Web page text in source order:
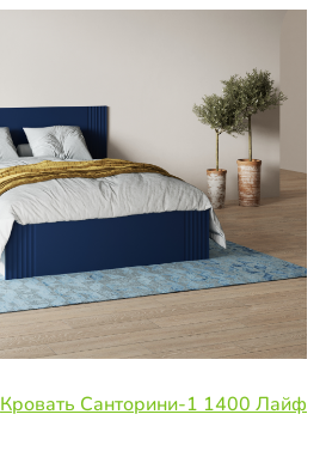
Кровать Санторини-1 1400 Лайф